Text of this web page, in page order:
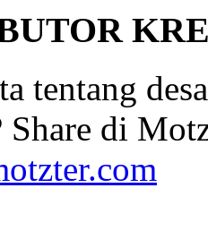
tentang
Share di